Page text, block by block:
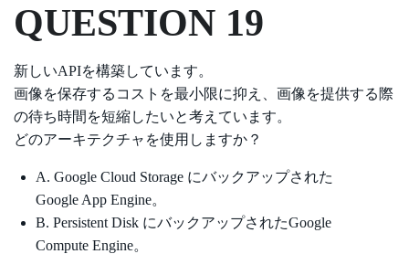
QUESTION 19
新しいAPIを構築しています。
画像を保存するコストを最小限に抑え、画像を提供する際
の待ち時間を短縮したいと考えています。
どのアーキテクチャを使用しますか？
A. Google Cloud Storage にバックアップされた
Google App Engine。
B. Persistent Disk にバックアップされたGoogle
Compute Engine。